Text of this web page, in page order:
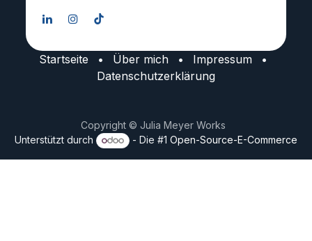
Startseite • Über mich • Impressum
•
Datenschutzerklärung
Copyright © Julia Meyer Works
Unterstützt durch
- Die #1Open-Source-E-Commerce